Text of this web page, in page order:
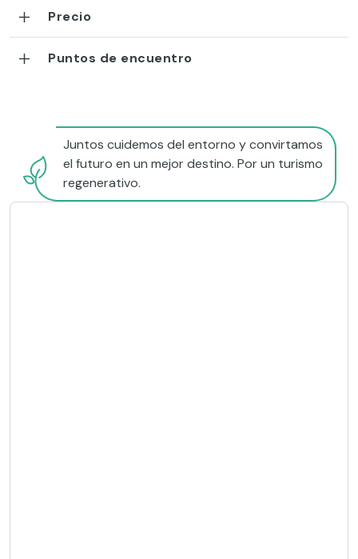
Precio
Puntos de encuentro
Juntos cuidemos del entorno y convirtamos
el futuro en un mejor destino. Por un turismo
regenerativo.